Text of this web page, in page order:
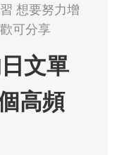
想要努力增
可分享
文單
高頻